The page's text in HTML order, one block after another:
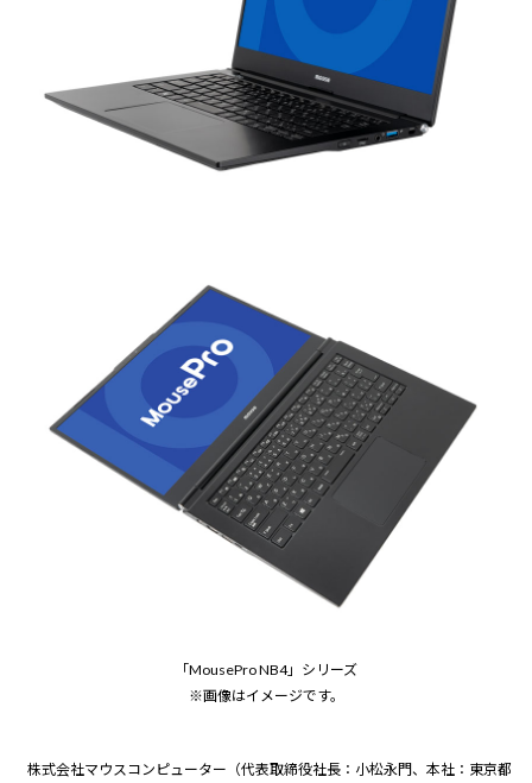
「MousePro NB4」シリーズ
※画像はイメージです。
株式会社マウスコンピューター（代表取締役社長：小松永門、本社：東京都